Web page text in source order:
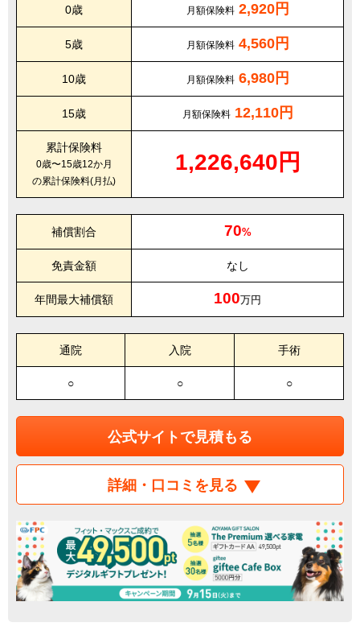
0歳 月額保険料 2,920円
5歳 月額保険料 4,560円
10歳 月額保険料 6,980円
15歳 月額保険料 12,110円
累計保険料
0歳〜15歳12か月
の累計保険料(月払)
1,226,640円
補償割合 70%
免責金額 なし
年間最大補償額 100万円
通院 入院 手術
○ ○ ○
公式サイトで見積もる
詳細・口コミを見る